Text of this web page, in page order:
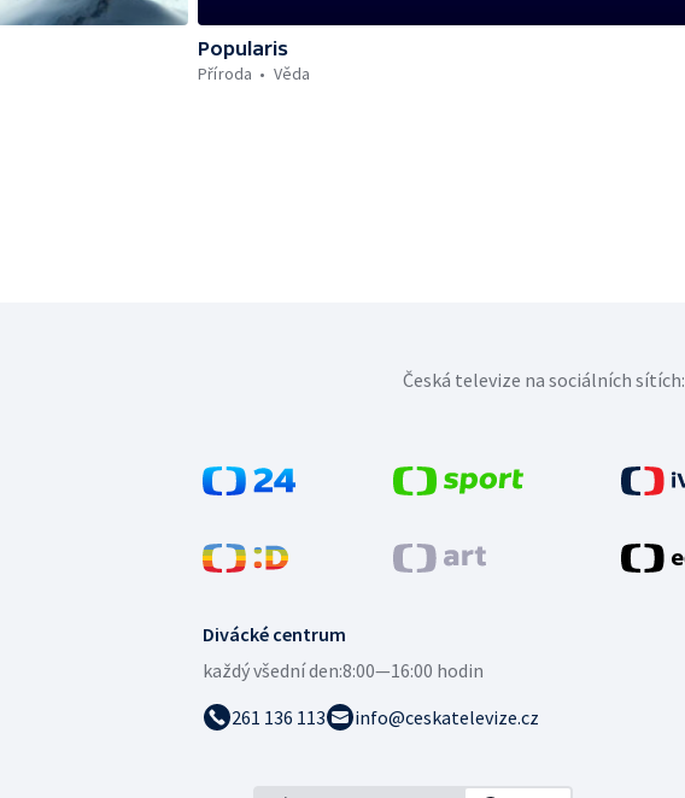
Popularis
Příroda
Věda
Divácké centrum
každý všední den:8:00—16:00 hodin
261 136 113
info@ceskatelevize.cz
Česká televize na sociálních sítích: